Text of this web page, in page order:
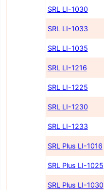
SRL LI-1030
SRL LI-1033
SRL LI-1035
SRL LI-1216
SRL LI-1225
SRL LI-1230
SRL LI-1233
SRL Plus LI-1016
SRL Plus LI-1025
SRL Plus LI-1030